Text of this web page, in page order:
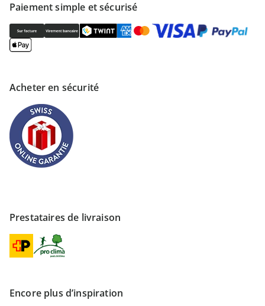
Paiement simple et sécurisé
Acheter en sécurité
Prestataires de livraison
Encore plus d’inspiration